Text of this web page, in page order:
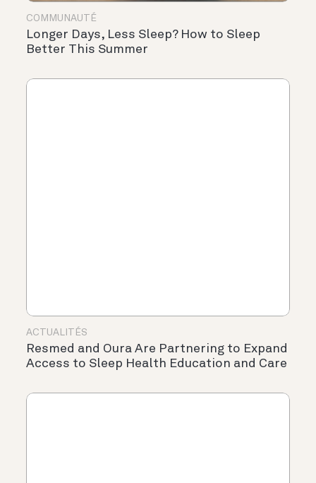
COMMUNAUTÉ
Longer Days, Less Sleep? How to Sleep
Better This Summer
ACTUALITÉS
Resmed and Oura Are Partnering to Expand
Access to Sleep Health Education and Care